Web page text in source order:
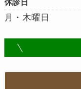
休診日
月・木曜日